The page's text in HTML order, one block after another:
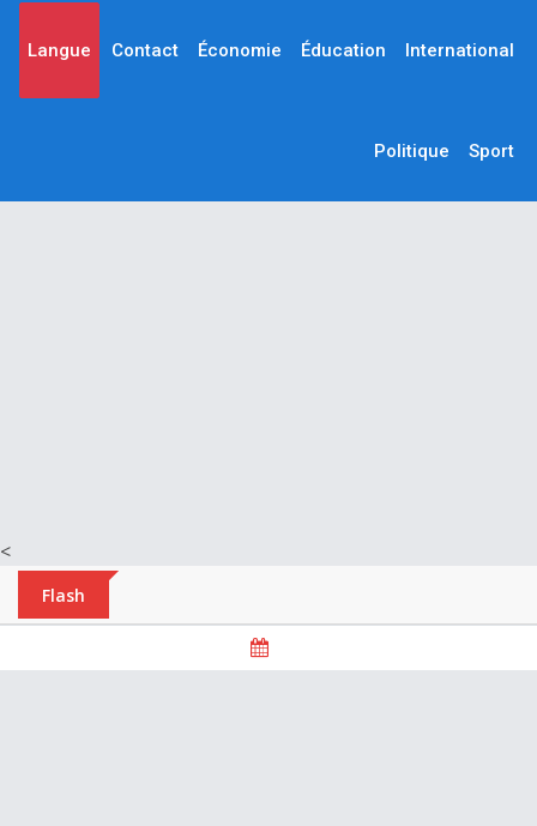
<
Langue Contact Économie Éducation International
Politique Sport
Flash